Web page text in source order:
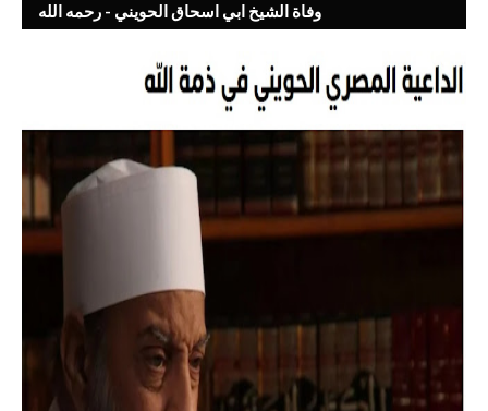
وفاة الشيخ ابي اسحاق الحويني - رحمه الله